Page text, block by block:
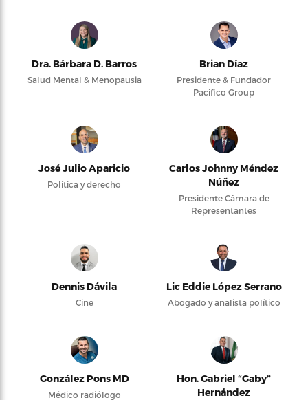
Dra. Bárbara D. Barros
Salud Mental & Menopausia
Brian Díaz
Presidente & Fundador
Pacifico Group
José Julio Aparicio
Política y derecho
Carlos Johnny Méndez
Núñez
Presidente Cámara de
Representantes
Dennis Dávila
Cine
Lic Eddie López Serrano
Abogado y analista político
González Pons MD
Médico radiólogo
Hon. Gabriel “Gaby”
Hernández